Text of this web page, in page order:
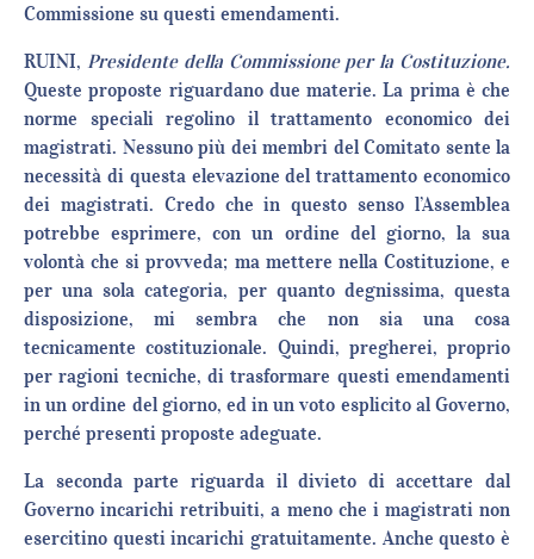
Commissione su questi emendamenti.
RUINI, Presidente della Commissione per la Costituzione.
Queste proposte riguardano due materie. La prima è che
norme speciali regolino il trattamento economico dei
magistrati. Nessuno più dei membri del Comitato sente la
necessità di questa elevazione del trattamento economico
dei magistrati. Credo che in questo senso l’Assemblea
potrebbe esprimere, con un ordine del giorno, la sua
volontà che si provveda; ma mettere nella Costituzione, e
per una sola categoria, per quanto degnissima, questa
disposizione, mi sembra che non sia una cosa
tecnicamente costituzionale. Quindi, pregherei, proprio
per ragioni tecniche, di trasformare questi emendamenti
in un ordine del giorno, ed in un voto esplicito al Governo,
perché presenti proposte adeguate.
La seconda parte riguarda il divieto di accettare dal
Governo incarichi retribuiti, a meno che i magistrati non
esercitino questi incarichi gratuitamente. Anche questo è